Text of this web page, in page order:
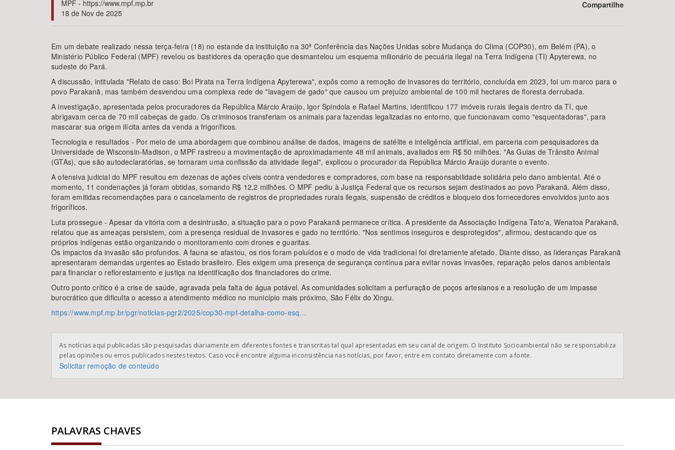
Área de Levantamento Área Protegida
BUSCAR
MPF - https://www.mpf.mp.br
18 de Nov de 2025
Compartilhe
Em um debate realizado nessa terça-feira (18) no estande da instituição na 30ª Conferência das Nações Unidas sobre Mudança do Clima (COP30), em Belém (PA), o
Ministério Público Federal (MPF) revelou os bastidores da operação que desmantelou um esquema milionário de pecuária ilegal na Terra Indígena (TI) Apyterewa, no
sudeste do Pará.
A discussão, intitulada "Relato de caso: Boi Pirata na Terra Indígena Apyterewa", expôs como a remoção de invasores do território, concluída em 2023, foi um marco para o
povo Parakanã, mas também desvendou uma complexa rede de "lavagem de gado" que causou um prejuízo ambiental de 100 mil hectares de floresta derrubada.
A investigação, apresentada pelos procuradores da República Márcio Araújo, Igor Spindola e Rafael Martins, identificou 177 imóveis rurais ilegais dentro da TI, que
abrigavam cerca de 70 mil cabeças de gado. Os criminosos transferiam os animais para fazendas legalizadas no entorno, que funcionavam como "esquentadoras", para
mascarar sua origem ilícita antes da venda a frigoríficos.
Tecnologia e resultados - Por meio de uma abordagem que combinou análise de dados, imagens de satélite e inteligência artificial, em parceria com pesquisadores da
Universidade de Wisconsin-Madison, o MPF rastreou a movimentação de aproximadamente 48 mil animais, avaliados em R$ 50 milhões. "As Guias de Trânsito Animal
(GTAs), que são autodeclaratórias, se tornaram uma confissão da atividade ilegal", explicou o procurador da República Márcio Araújo durante o evento.
A ofensiva judicial do MPF resultou em dezenas de ações cíveis contra vendedores e compradores, com base na responsabilidade solidária pelo dano ambiental. Até o
momento, 11 condenações já foram obtidas, somando R$ 12,2 milhões. O MPF pediu à Justiça Federal que os recursos sejam destinados ao povo Parakanã. Além disso,
foram emitidas recomendações para o cancelamento de registros de propriedades rurais ilegais, suspensão de créditos e bloqueio dos fornecedores envolvidos junto aos
frigoríficos.
Luta prossegue - Apesar da vitória com a desintrusão, a situação para o povo Parakanã permanece crítica. A presidente da Associação Indígena Tato'a, Wenatoa Parakanã,
relatou que as ameaças persistem, com a presença residual de invasores e gado no território. "Nos sentimos inseguros e desprotegidos", afirmou, destacando que os
próprios indígenas estão organizando o monitoramento com drones e guaritas.
Os impactos da invasão são profundos. A fauna se afastou, os rios foram poluídos e o modo de vida tradicional foi diretamente afetado. Diante disso, as lideranças Parakanã
apresentaram demandas urgentes ao Estado brasileiro. Eles exigem uma presença de segurança contínua para evitar novas invasões, reparação pelos danos ambientais
para financiar o reflorestamento e justiça na identificação dos financiadores do crime.
Outro ponto crítico é a crise de saúde, agravada pela falta de água potável. As comunidades solicitam a perfuração de poços artesianos e a resolução de um impasse
burocrático que dificulta o acesso a atendimento médico no município mais próximo, São Félix do Xingu.
https://www.mpf.mp.br/pgr/noticias-pgr2/2025/cop30-mpf-detalha-como-esq…
As notícias aqui publicadas são pesquisadas diariamente em diferentes fontes e transcritas tal qual apresentadas em seu canal de origem. O Instituto Socioambiental não se responsabiliza
pelas opiniões ou erros publicados nestes textos. Caso você encontre alguma inconsistência nas notícias, por favor, entre em contato diretamente com a fonte.
Solicitar remoção de conteúdo
PALAVRAS CHAVES